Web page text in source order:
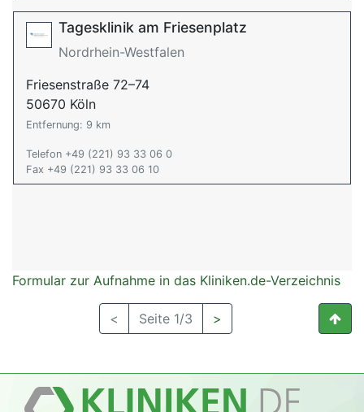
Tagesklinik am Friesenplatz
Nordrhein-Westfalen
Friesenstraße 72–74
50670 Köln
Entfernung: 9 km
Telefon +49 (221) 93 33 06 0
Fax +49 (221) 93 33 06 10
Formular zur Aufnahme in das Kliniken.de-Verzeichnis
< Seite 1/3 >